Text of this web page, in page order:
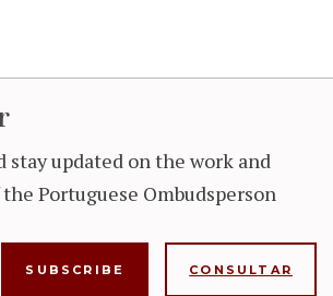
stay updated on the work and
Portuguese Ombudsperson
CONSULTAR